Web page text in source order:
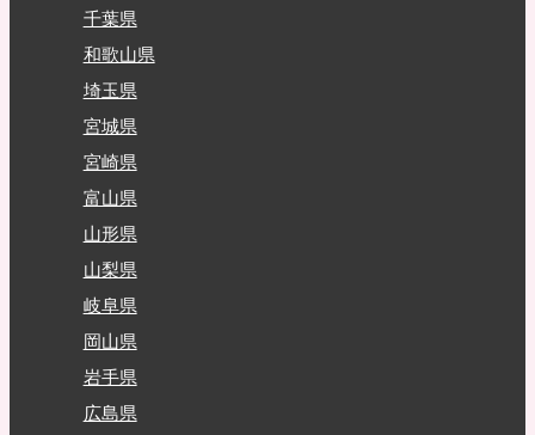
千葉県
和歌山県
埼玉県
宮城県
宮崎県
富山県
山形県
山梨県
岐阜県
岡山県
岩手県
広島県